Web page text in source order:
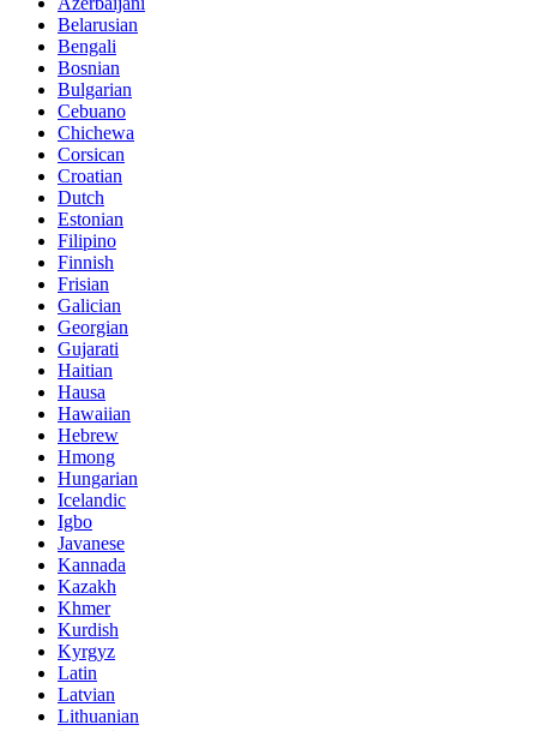
Belarusian
Bengali
Bosnian
Bulgarian
Cebuano
Chichewa
Corsican
Croatian
Dutch
Estonian
Filipino
Finnish
Frisian
Galician
Georgian
Gujarati
Haitian
Hausa
Hawaiian
Hebrew
Hmong
Hungarian
Icelandic
Igbo
Javanese
Kannada
Kazakh
Khmer
Kurdish
Kyrgyz
Latin
Latvian
Lithuanian